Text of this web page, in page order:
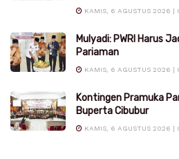
KAMIS, 6 AGUSTUS 2026 |
Mulyadi: PWRI Harus
Pariaman
KAMIS, 6 AGUSTUS 2026 |
Kontingen Pramuka
Buperta Cibubur
KAMIS, 6 AGUSTUS 2026 |